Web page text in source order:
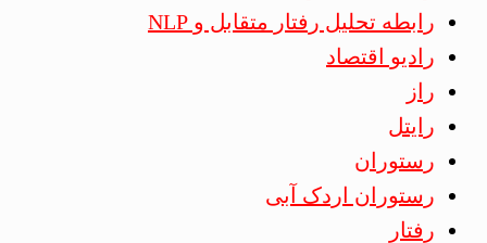
رابطه تحلیل رفتار متقابل و NLP
رادیو اقتصاد
راز
رایتل
رستوران
رستوران اردک آبی
رفتار